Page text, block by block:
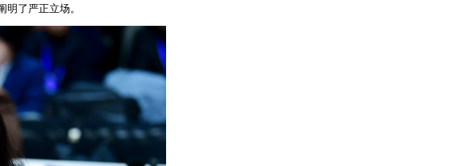
了严正立场。